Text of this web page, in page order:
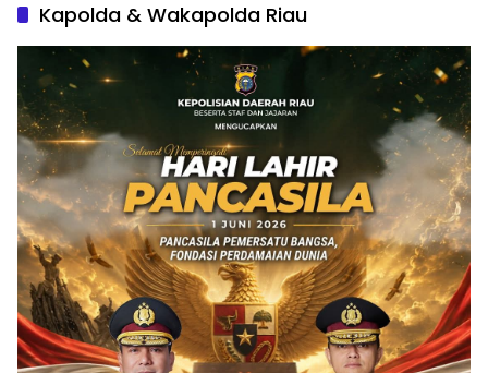
Kapolda & Wakapolda Riau